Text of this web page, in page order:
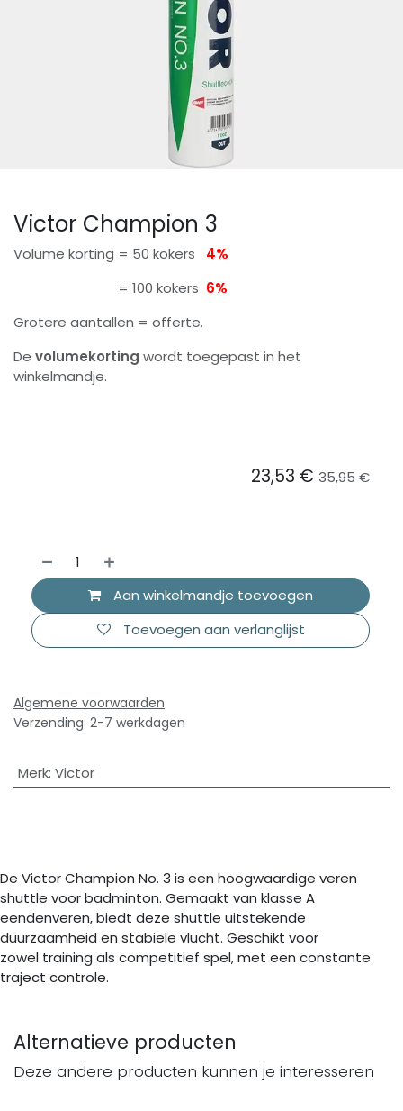
Victor Champion 3
Volume korting = 50 kokers 4%
= 100 kokers 6%
Grotere aantallen = offerte.
De volumekorting wordt toegepast in het
winkelmandje.
Aan winkelmandje toevoegen
Toevoegen aan verlanglijst
23,53 € 35,95€
Algemene voorwaarden
Verzending: 2-7 werkdagen
Merk: Victor
De Victor Champion No. 3 is een hoogwaardige veren
shuttle voor badminton. Gemaakt van klasse A
eendenveren, biedt deze shuttle uitstekende
duurzaamheid en stabiele vlucht. Geschikt voor
zowel training als competitief spel, met een constante
traject controle.
Alternatieve producten
Deze andere producten kunnen je interesseren